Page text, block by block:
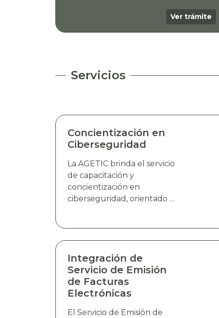
Ver trámite
Servicios
Concientización en
Ciberseguridad
La AGETIC brinda el servicio
de capacitación y
concientización en
ciberseguridad, orientado a
relacionadas con la
prevención de riesgos,
buenas prácticas de
identificación y respuesta a
mediante charlas dinámicas
Integración de
Servicio de Emisión
de Facturas
Electrónicas
El Servicio de Emisión de